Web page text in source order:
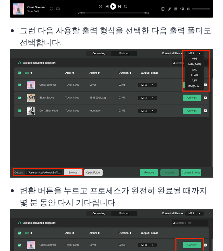
그런 다음 사용할 출력 형식을 선택한 다음 출력 폴더도
선택합니다.
변환 버튼을 누르고 프로세스가 완전히 완료될 때까지
몇 분 동안 다시 기다립니다.